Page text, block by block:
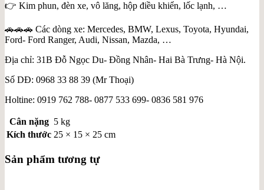
👉 Kim phun, đèn xe, vô lăng, hộp điều khiển, lốc lạnh, …
🚗🚗🚗 Các dòng xe: Mercedes, BMW, Lexus, Toyota, Hyundai,
Ford- Ford Ranger, Audi, Nissan, Mazda, …
Địa chỉ: 31B Đỗ Ngọc Du- Đồng Nhân- Hai Bà Trưng- Hà Nội.
Số DĐ: 0968 33 88 39 (Mr Thoại)
Holtine: 0919 762 788- 0877 533 699- 0836 581 976
Cân nặng 5 kg
Kích thước 25 × 15 × 25 cm
Sản phẩm tương tự